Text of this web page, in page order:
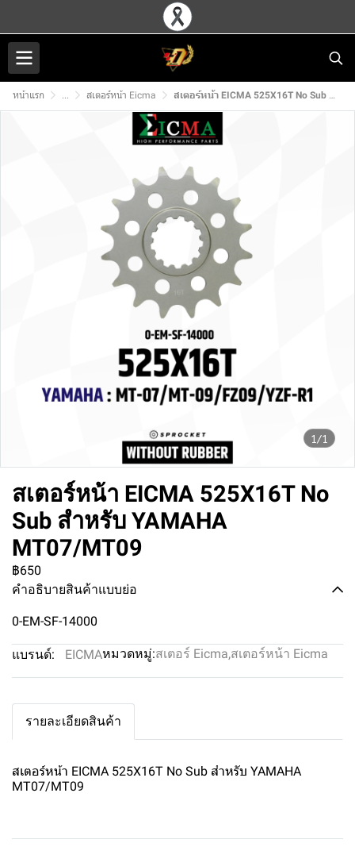
หน้าแรก ... สเตอร์หน้า Eicma สเตอร์หน้า EICMA 525X16T No Sub สำหรับ YAMAHA MT07/MT09
1/1
สเตอร์หน้า EICMA 525X16T No
Sub สำหรับ YAMAHA
MT07/MT09
฿650
คำอธิบายสินค้าแบบย่อ
0-EM-SF-14000
แบรนด์: EICMAหมวดหมู่:สเตอร์ Eicma,สเตอร์หน้า Eicma
รายละเอียดสินค้า
สเตอร์หน้า EICMA 525X16T No Sub สำหรับ YAMAHA
MT07/MT09